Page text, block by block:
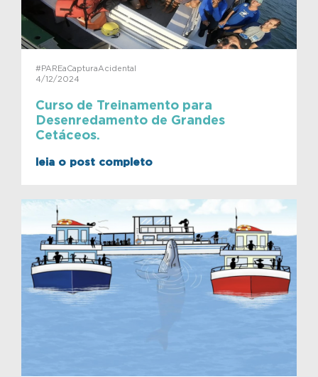
#PAREaCapturaAcidental
4/12/2024
Curso de Treinamento para
Desenredamento de Grandes
Cetáceos.
leia o post completo